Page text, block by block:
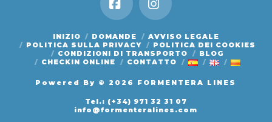
FacebookInstagram
INIZIO DOMANDE
AVVISO LEGALE
POLITICA SULLA PRIVACY
POLITICA DEI COOKIES
CONDIZIONI DI TRANSPORTO
BLOG
CHECKIN ONLINE
CONTATTO
Powered By © 2026 FORMENTERA LINES
Tel.: (+34) 971 32 31 07
info@formenteralines.com